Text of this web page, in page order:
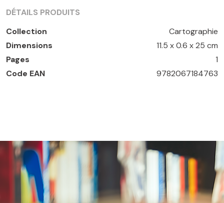
DÉTAILS PRODUITS
Collection
Cartographie
Dimensions
11.5 x 0.6 x 25 cm
Pages
1
Code EAN
9782067184763